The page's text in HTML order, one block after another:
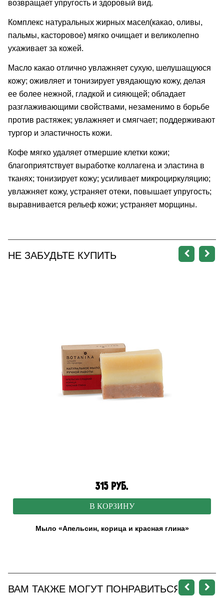
возвращает упругость и здоровый вид.
Комплекс натуральных жирных масел(какао, оливы,
пальмы, касторовое) мягко очищает и великолепно
ухаживает за кожей.
Масло какао отлично увлажняет сухую, шелушащуюся
кожу; оживляет и тонизирует увядающую кожу, делая
ее более нежной, гладкой и сияющей; обладает
разглаживающими свойствами, незаменимо в борьбе
против растяжек; увлажняет и смягчает; поддерживают
тургор и эластичность кожи.
Кофе мягко удаляет отмершие клетки кожи;
благоприятствует выработке коллагена и эластина в
тканях; тонизирует кожу; усиливает микроциркуляцию;
увлажняет кожу, устраняет отеки, повышает упругость;
выравнивается рельеф кожи; устраняет морщины.
НЕ ЗАБУДЬТЕ КУПИТЬ
315 руб.
В КОРЗИНУ
Мыло «Апельсин, корица и красная глина»
ВАМ ТАКЖЕ МОГУТ ПОНРАВИТЬСЯ